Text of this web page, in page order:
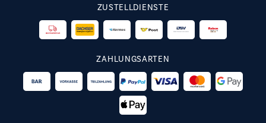
ZUSTELLDIENSTE
ZAHLUNGSARTEN